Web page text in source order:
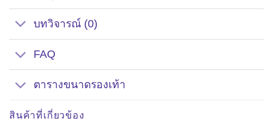
บทวิจารณ์ (0)
FAQ
ตารางขนาดรองเท้า
สินค้าที่เกี่ยวข้อง